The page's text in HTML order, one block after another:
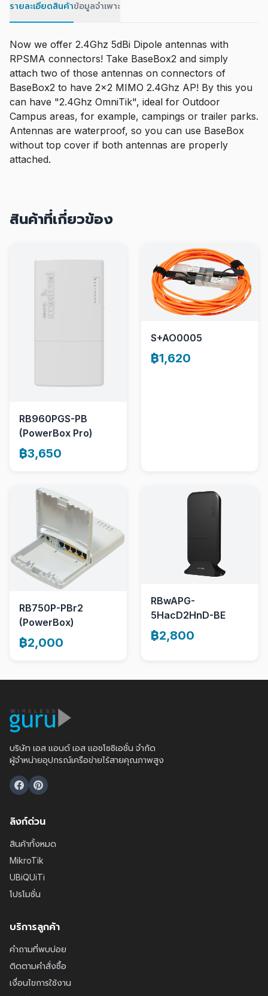
รายละเอียดสินค้าข้อมูลจำเพาะ
Now we offer 2.4Ghz 5dBi Dipole antennas with
RPSMA connectors! Take BaseBox2 and simply
attach two of those antennas on connectors of
BaseBox2 to have 2x2 MIMO 2.4Ghz AP! By this you
can have "2.4Ghz OmniTik", ideal for Outdoor
Campus areas, for example, campings or trailer parks.
Antennas are waterproof, so you can use BaseBox
without top cover if both antennas are properly
attached.
สินค้าที่เกี่ยวข้อง
RB960PGS-PB
(PowerBox Pro)
฿3,650
S+AO0005
฿1,620
RB750P-PBr2
(PowerBox)
฿2,000
RBwAPG-
5HacD2HnD-BE
฿2,800
บริษัท เอส แอนด์ เอส แอชโซซิเอชั่น จำกัด
ผู้จำหน่ายอุปกรณ์เครือข่ายไร้สายคุณภาพสูง
ลิงก์ด่วน
สินค้าทั้งหมด
MikroTik
UBiQUiTi
โปรโมชั่น
บริการลูกค้า
คำถามที่พบบ่อย
ติดตามคำสั่งซื้อ
เงื่อนไขการใช้งาน